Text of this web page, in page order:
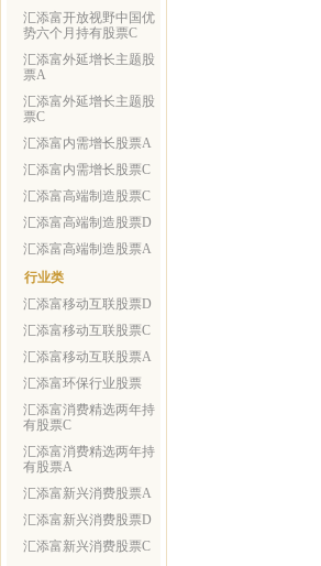
汇添富开放视野中国优
势六个月持有股票C
汇添富外延增长主题股
票A
汇添富外延增长主题股
票C
汇添富内需增长股票A
汇添富内需增长股票C
汇添富高端制造股票C
汇添富高端制造股票D
汇添富高端制造股票A
行业类
汇添富移动互联股票D
汇添富移动互联股票C
汇添富移动互联股票A
汇添富环保行业股票
汇添富消费精选两年持
有股票C
汇添富消费精选两年持
有股票A
汇添富新兴消费股票A
汇添富新兴消费股票D
汇添富新兴消费股票C